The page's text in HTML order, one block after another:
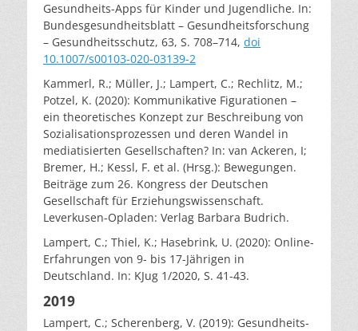
Gesundheits-Apps für Kinder und Jugendliche. In:
Bundesgesundheitsblatt – Gesundheitsforschung
– Gesundheitsschutz, 63, S. 708–714, doi
10.1007/s00103-020-03139-2
Kammerl, R.; Müller, J.; Lampert, C.; Rechlitz, M.;
Potzel, K. (2020): Kommunikative Figurationen –
ein theoretisches Konzept zur Beschreibung von
Sozialisationsprozessen und deren Wandel in
mediatisierten Gesellschaften? In: van Ackeren, I;
Bremer, H.; Kessl, F. et al. (Hrsg.): Bewegungen.
Beiträge zum 26. Kongress der Deutschen
Gesellschaft für Erziehungswissenschaft.
Leverkusen-Opladen: Verlag Barbara Budrich.
Lampert, C.; Thiel, K.; Hasebrink, U. (2020): Online-
Erfahrungen von 9- bis 17-Jährigen in
Deutschland. In: KJug 1/2020, S. 41-43.
2019
Lampert, C.; Scherenberg, V. (2019): Gesundheits-